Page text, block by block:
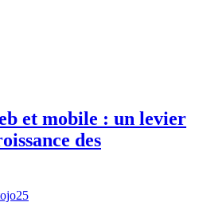
et mobile : un levier
des